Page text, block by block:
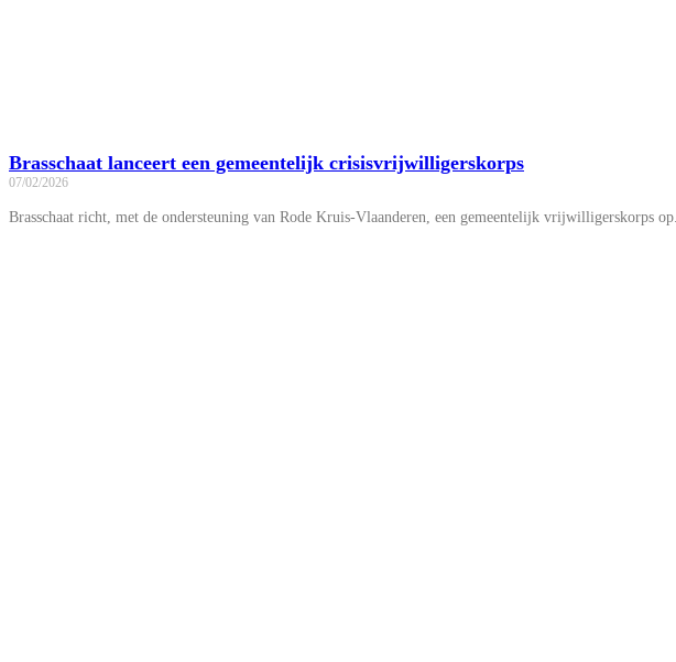
Brasschaat lanceert een gemeentelijk crisisvrijwilligerskorps
07/02/2026
Brasschaat richt, met de ondersteuning van Rode Kruis-Vlaanderen, een gemeentelijk vrijwilligerskorps